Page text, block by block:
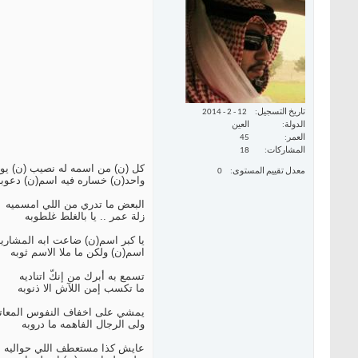
تاريخ التسجيل
12 - 2 - 2014
الدولة
العين
العمر
45
المشاركات
18
معدل تقييم المستوى 0
كل (ن) من اسمه له نصيب (ن)
واحد(ن) خساره فيه اسم(ن)
البعض ما تدري من اللي امسميه
زلة عمر .. يا بالغلط غلطوبه
يا كبر اسم(ن) ضاعت ابه
اسم(ن) ولكن ما ملا الاسم ثوبه
تسمع به أبرك من إنكّ اتناديه
ما تكسب إمن اللآش الا ذنوبه
يمشي على اخفاف النفوس
ولى الرجال الفاهمه ما دروبه
عايش كذا مستعطف اللي حواليه